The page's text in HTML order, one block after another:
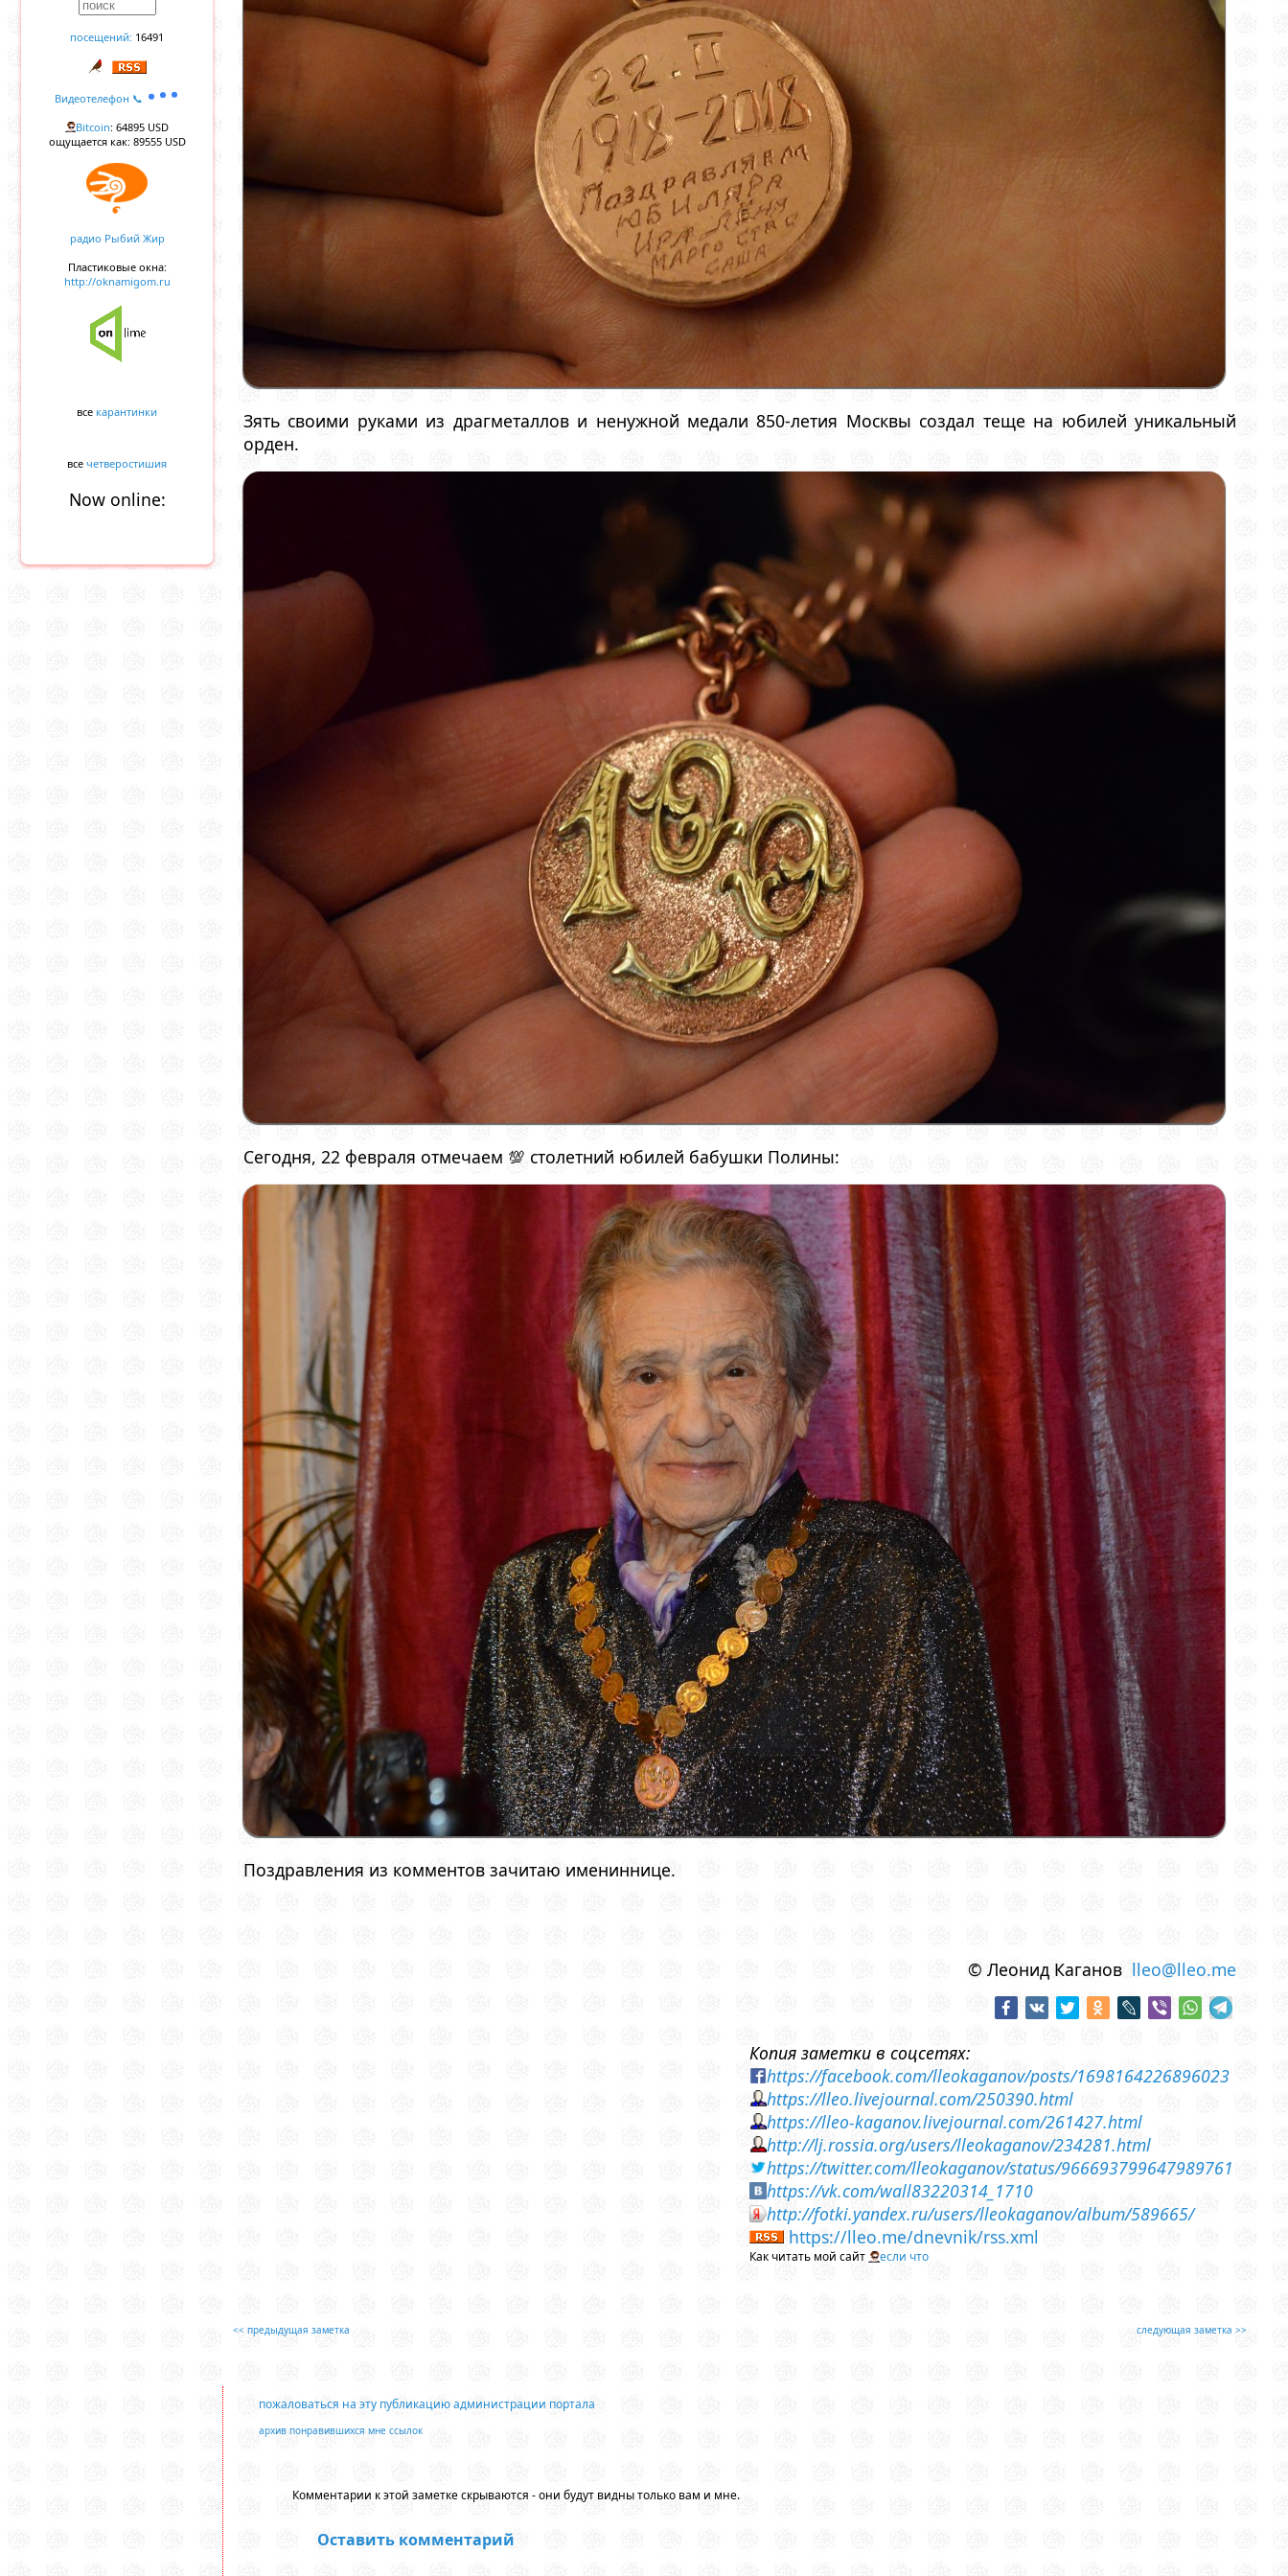
посещений: 16491
Видеотелефон 📞
Bitcoin: 64895 USD
ощущается как: 89555 USD
радио Рыбий Жир
Пластиковые окна:
http://oknamigom.ru
все карантинки
все четверостишия
Now online:
Зять своими руками из драгметаллов и ненужной медали 850-летия Москвы создал теще на юбилей уникальный
орден.
Сегодня, 22 февраля отмечаем 💯 столетний юбилей бабушки Полины:
Поздравления из комментов зачитаю имениннице.
© Леонид Каганов lleo@lleo.me
Копия заметки в соцсетях:
https://facebook.com/lleokaganov/posts/1698164226896023
https://lleo.livejournal.com/250390.html
https://lleo-kaganov.livejournal.com/261427.html
http://lj.rossia.org/users/lleokaganov/234281.html
https://twitter.com/lleokaganov/status/966693799647989761
https://vk.com/wall83220314_1710
http://fotki.yandex.ru/users/lleokaganov/album/589665/
https://lleo.me/dnevnik/rss.xml
Как читать мой сайт если что
<< предыдущая заметка следующая заметка >>
пожаловаться на эту публикацию администрации портала
архив понравившихся мне ссылок
Комментарии к этой заметке скрываются - они будут видны только вам и мне.
Оставить комментарий